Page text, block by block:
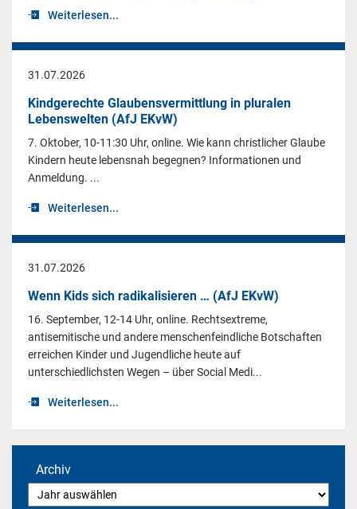
Weiterlesen...
31.07.2026
Kindgerechte Glaubensvermittlung in pluralen
Lebenswelten (AfJ EKvW)
7. Oktober, 10-11:30 Uhr, online. Wie kann christlicher Glaube
Kindern heute lebensnah begegnen? Informationen und
Anmeldung. ...
Weiterlesen...
31.07.2026
Wenn Kids sich radikalisieren … (AfJ EKvW)
16. September, 12-14 Uhr, online. Rechtsextreme,
antisemitische und andere menschenfeindliche Botschaften
erreichen Kinder und Jugendliche heute auf
unterschiedlichsten Wegen – über Social Medi...
Weiterlesen...
Archiv